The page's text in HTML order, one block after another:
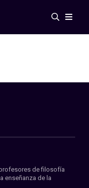
de filosofía
enseñanza de la